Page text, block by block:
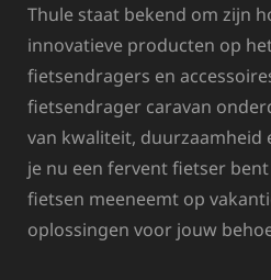
Thule staat bekend om zijn
innovatieve producten op
fietsendragers en
fietsendrager caravan
van kwaliteit, duurzaamheid
je nu een fervent fietser
fietsen meeneemt op
oplossingen voor jouw